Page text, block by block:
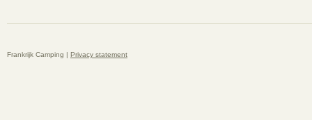
Frankrijk Camping | Privacy statement